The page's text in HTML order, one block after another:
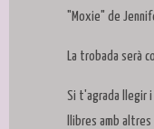
"Moxie" de
La trobada serà
Si t'agrada llegir
llibres amb